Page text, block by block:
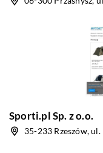
Sporti.pl Sp. z o.o.
35-233 Rzeszów,